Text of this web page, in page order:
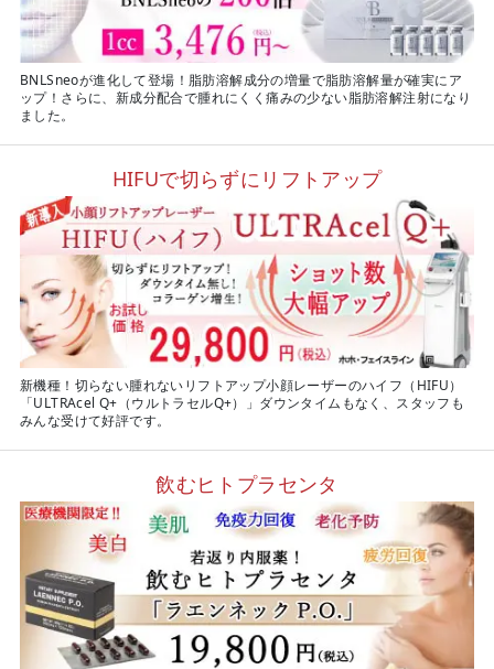
BNLSneoが進化して登場！脂肪溶解成分の増量で脂肪溶解量が確実にア
ップ！さらに、新成分配合で腫れにくく痛みの少ない脂肪溶解注射になり
ました。
HIFUで切らずにリフトアップ
新機種！切らない腫れないリフトアップ小顔レーザーのハイフ（HIFU）
「ULTRAcel Q+（ウルトラセルQ+）」ダウンタイムもなく、スタッフも
みんな受けて好評です。
飲むヒトプラセンタ